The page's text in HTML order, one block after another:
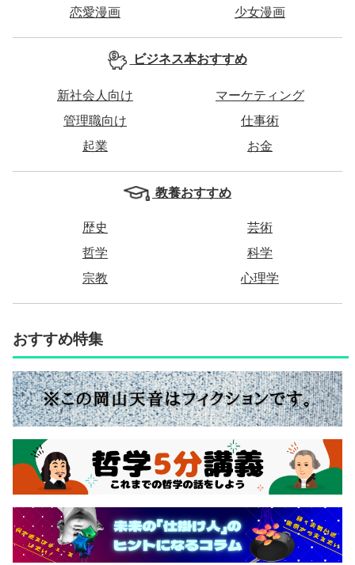
恋愛漫画
少女漫画
ビジネス本おすすめ
新社会人向け
マーケティング
管理職向け
仕事術
起業
お金
教養おすすめ
歴史
芸術
哲学
科学
宗教
心理学
おすすめ特集